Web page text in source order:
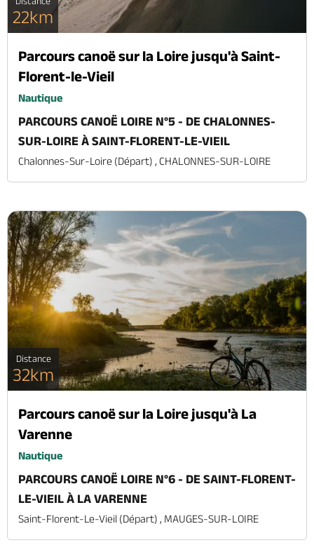
22km
Parcours canoë sur la Loire jusqu'à Saint-
Florent-le-Vieil
Nautique
PARCOURS CANOË LOIRE N°5 - DE CHALONNES-
SUR-LOIRE À SAINT-FLORENT-LE-VIEIL
Chalonnes-Sur-Loire (départ) , CHALONNES-SUR-LOIRE
Distance
32km
Parcours canoë sur la Loire jusqu'à La
Varenne
Nautique
PARCOURS CANOË LOIRE N°6 - DE SAINT-FLORENT-
LE-VIEIL À LA VARENNE
Saint-Florent-Le-Vieil (départ) , MAUGES-SUR-LOIRE